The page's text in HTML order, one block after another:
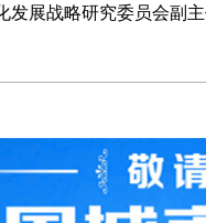
发展战略研究委员会副